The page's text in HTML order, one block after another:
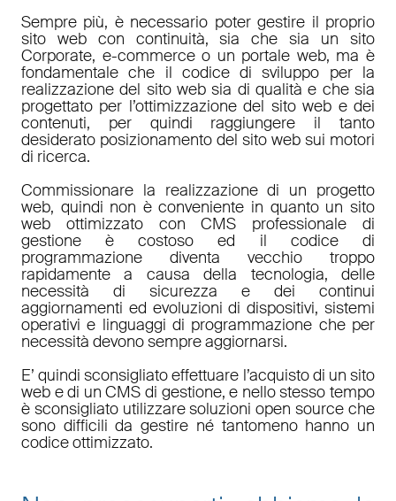
Sempre più, è necessario poter gestire il proprio
sito web con continuità, sia che sia un sito
Corporate, e-commerce o un portale web, ma è
fondamentale che il codice di sviluppo per la
realizzazione del sito web sia di qualità e che sia
progettato per l’ottimizzazione del sito web e dei
contenuti, per quindi raggiungere il tanto
desiderato posizionamento del sito web sui motori
di ricerca.
Commissionare la realizzazione di un progetto
web, quindi non è conveniente in quanto un sito
web ottimizzato con CMS professionale di
gestione è costoso ed il codice di
programmazione diventa vecchio troppo
rapidamente a causa della tecnologia, delle
necessità di sicurezza e dei continui
aggiornamenti ed evoluzioni di dispositivi, sistemi
operativi e linguaggi di programmazione che per
necessità devono sempre aggiornarsi.
E’ quindi sconsigliato effettuare l’acquisto di un sito
web e di un CMS di gestione, e nello stesso tempo
è sconsigliato utilizzare soluzioni open source che
sono difficili da gestire né tantomeno hanno un
codice ottimizzato.